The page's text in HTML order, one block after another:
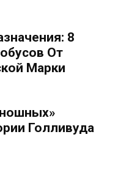
8
От
Марки
Голливуда